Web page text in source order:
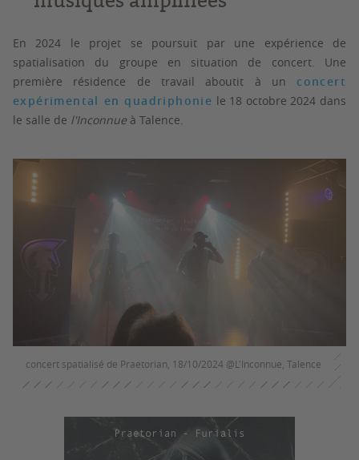
En 2024 le projet se poursuit par une expérience de
spatialisation du groupe en situation de concert. Une
première résidence de travail aboutit à un concert
expérimental en quadriphonie le 18 octobre 2024 dans
le salle de l'Inconnue à Talence.
concert spatialisé de Praetorian, 18/10/2024 @L'Inconnue, Talence